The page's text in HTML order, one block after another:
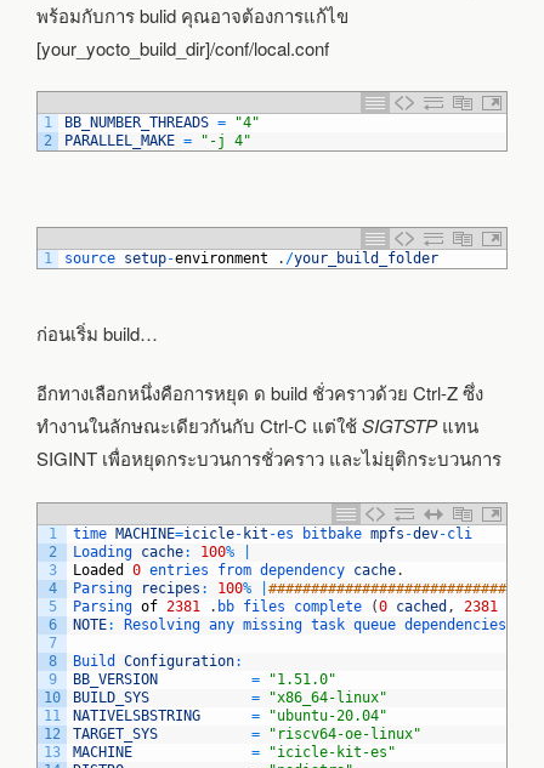
พร้อมกับการ bulid คุณอาจต้องการแก้ไข
[your_yocto_build_dir]/conf/local.conf
1
2
BB_NUMBER_THREADS =
"4"
PARALLEL_MAKE = "-j 4"
1 source setup-environment . /your_build_folder
ก่อนเริ่ม build…
อีกทางเลือกหนึ่งคือการหยุด ด build ชั่วคราวด้วย Ctrl-Z ซึ่ง
ทำงานในลักษณะเดียวกันกับ Ctrl-C แต่ใช้SIGTSTPแทน
SIGINT เพื่อหยุดกระบวนการชั่วคราว และไม่ยุติกระบวนการ
1
2
3
4
5
6
7
8
9
10
11
12
13
time MACHINE=icicle- kit -es bitbake mpfs -dev-cli
Loading cache: 100%
Loaded
0 entries from dependency cache.
Parsing
recipes : 100%
Parsing of 2381 . bb files complete (0 cached , 2381
NOTE: Resolving any missing task queue dependencies
Build Configuration:
BB_VERSION
=
"1.51.0"
BUILD_SYS
=
"x86_64-linux"
NATIVELSBSTRING
=
"ubuntu-20.04"
TARGET_SYS
=
"riscv64-oe-linux"
MACHINE
=
"icicle-kit-es"